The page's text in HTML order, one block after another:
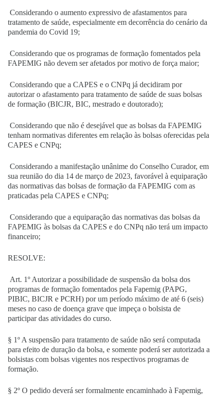
Considerando o aumento expressivo de afastamentos para
tratamento de saúde, especialmente em decorrência do cenário da
pandemia do Covid 19;
Considerando que os programas de formação fomentados pela
FAPEMIG não devem ser afetados por motivo de força maior;
Considerando que a CAPES e o CNPq já decidiram por
autorizar o afastamento para tratamento de saúde de suas bolsas
de formação (BICJR, BIC, mestrado e doutorado);
Considerando que não é desejável que as bolsas da FAPEMIG
tenham normativas diferentes em relação às bolsas oferecidas pela
CAPES e CNPq;
Considerando a manifestação unânime do Conselho Curador, em
sua reunião do dia 14 de março de 2023, favorável à equiparação
das normativas das bolsas de formação da FAPEMIG com as
praticadas pela CAPES e CNPq;
Considerando que a equiparação das normativas das bolsas da
FAPEMIG às bolsas da CAPES e do CNPq não terá um impacto
financeiro;
RESOLVE:
Art. 1º Autorizar a possibilidade de suspensão da bolsa dos
programas de formação fomentados pela Fapemig (PAPG,
PIBIC, BICJR e PCRH) por um período máximo de até 6 (seis)
meses no caso de doença grave que impeça o bolsista de
participar das atividades do curso.
§ 1º A suspensão para tratamento de saúde não será computada
para efeito de duração da bolsa, e somente poderá ser autorizada a
bolsistas com bolsas vigentes nos respectivos programas de
formação.
§ 2º O pedido deverá ser formalmente encaminhado à Fapemig,